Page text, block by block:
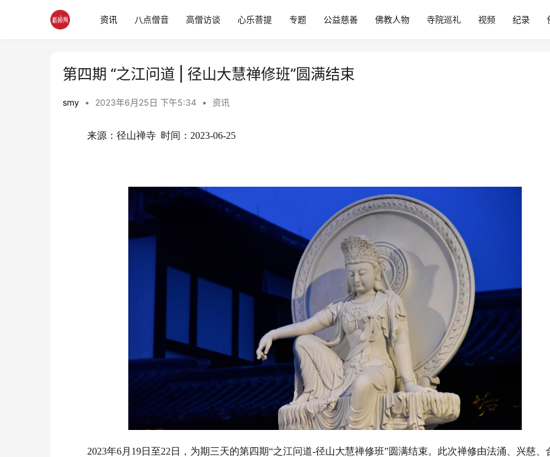
资讯 八点僧音 高僧访谈 心乐菩提 专题 公益慈善 佛教人物 寺院巡礼 视频 纪录
第四期 “之江问道 | 径山大慧禅修班”圆满结束
smy • 2023年6月25日 下午5:34 • 资讯
来源：径山禅寺  时间：2023-06-25
2023年6月19日至22日，为期三天的第四期“之江问道-径山大慧禅修班”圆满结束。此次禅修由法涌、兴慈、